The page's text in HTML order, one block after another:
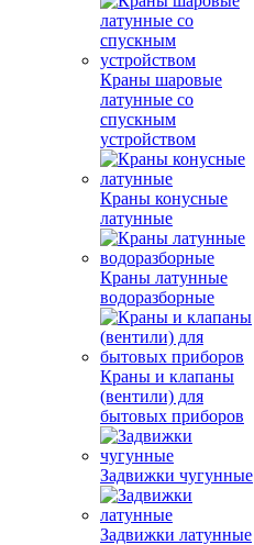
Краны шаровые
латунные со
спускным
устройством
Краны конусные
латунные
Краны латунные
водоразборные
Краны и клапаны
(вентили) для
бытовых приборов
Задвижки чугунные
Задвижки латунные